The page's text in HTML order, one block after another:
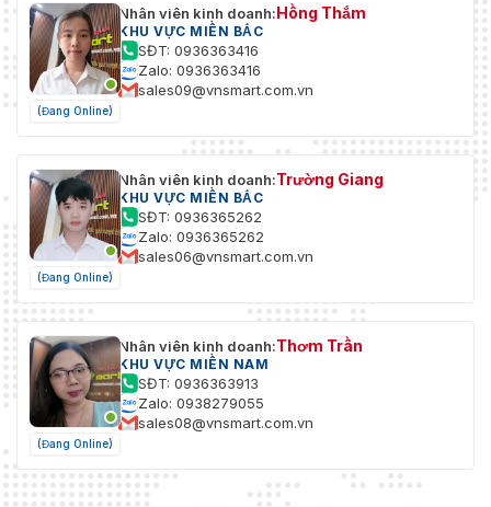
(Đang Online)
Nhân viên kinh doanh:Hồng Thắm
KHU VỰC MIỀN BẮC
SĐT: 0936363416
Zalo: 0936363416
sales09@vnsmart.com.vn
(Đang Online)
Nhân viên kinh doanh:Trường Giang
KHU VỰC MIỀN BẮC
SĐT: 0936365262
Zalo: 0936365262
sales06@vnsmart.com.vn
(Đang Online)
Nhân viên kinh doanh:Thơm Trần
KHU VỰC MIỀN NAM
SĐT: 0936363913
Zalo: 0938279055
sales08@vnsmart.com.vn